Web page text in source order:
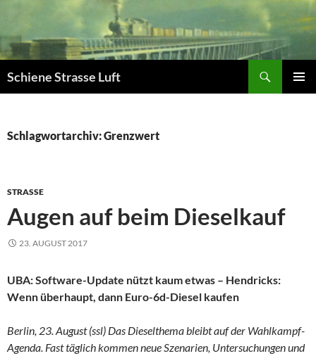
springen
Schiene Strasse Luft
Schlagwortarchiv: Grenzwert
STRASSE
Augen auf beim Dieselkauf
23. AUGUST 2017
UBA: Software-Update nützt kaum etwas – Hendricks:
Wenn überhaupt, dann Euro-6d-Diesel kaufen
Berlin, 23. August (ssl) Das Dieselthema bleibt auf der Wahlkampf-
Agenda. Fast täglich kommen neue Szenarien, Untersuchungen und